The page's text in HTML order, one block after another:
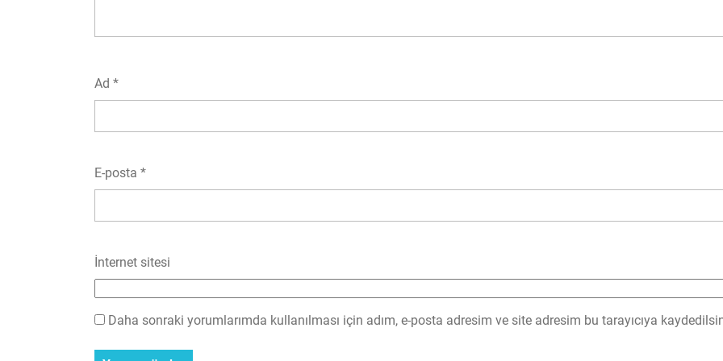
Ad *
E-posta *
İnternet sitesi
Daha sonraki yorumlarımda kullanılması için adım, e-posta adresim ve site adresim bu tarayıcıya